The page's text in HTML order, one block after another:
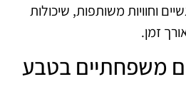
וחוויות משותפות, שיכולות
זמן.
טיולים משפחתיים בטבע